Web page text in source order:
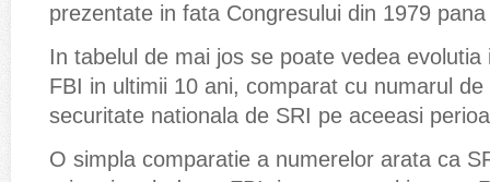
prezentate in fata Congresului din 1979
In tabelul de mai jos se poate vedea
FBI in ultimii 10 ani, comparat cu numarul
securitate nationala de SRI pe aceeasi
O simpla comparatie a numerelor arata ca